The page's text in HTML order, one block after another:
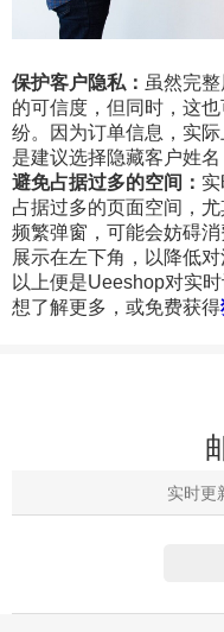
保护客户隐私： 虽然完
的可信度，但同时，这
纷。因为订单信息，实
是建议选择隐藏客户姓
避免占据过多的空间：
占据过多的页面空间，
频繁弹窗，可能会妨碍
展示在左下角，以降低对
以上便是Ueeshop对实
想了解更多，或免费获得